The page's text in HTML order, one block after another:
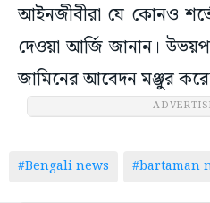
আইনজীবীরা যে কোনও
দেওয়া আর্জি জানান।
জামিনের আবেদন মঞ্জুর
#Bengali news #bartaman